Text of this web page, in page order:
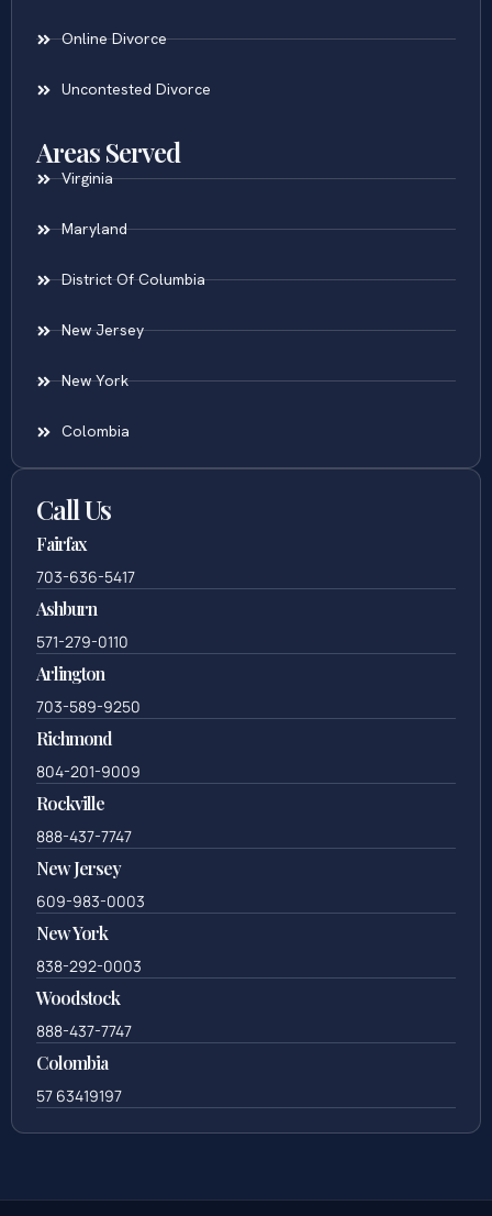
Online Divorce
Uncontested Divorce
Areas Served
Virginia
Maryland
District Of Columbia
New Jersey
New York
Colombia
Call Us
Fairfax
703-636-5417
Ashburn
571-279-0110
Arlington
703-589-9250
Richmond
804-201-9009
Rockville
888-437-7747
New Jersey
609-983-0003
New York
838-292-0003
Woodstock
888-437-7747
Colombia
57 63419197